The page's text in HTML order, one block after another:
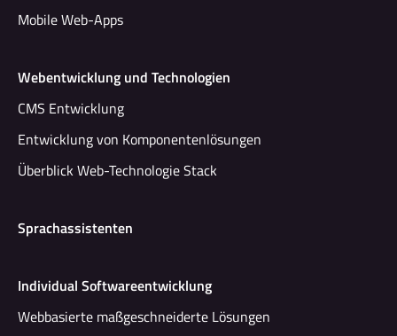
Mobile Web-Apps
Webentwicklung und Technologien
CMS Entwicklung
Entwicklung von Komponentenlösungen
Überblick Web-Technologie Stack
Sprachassistenten
Individual Softwareentwicklung
Webbasierte maßgeschneiderte Lösungen